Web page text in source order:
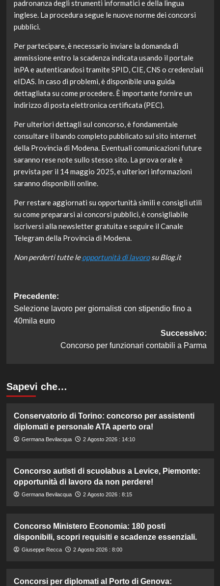
padronanza degli strumenti informatici e della lingua
inglese. La procedura segue le nuove norme dei concorsi
pubblici.
Per partecipare, è necessario inviare la domanda di
ammissione entro la scadenza indicata usando il portale
inPA e autenticandosi tramite SPID, CIE, CNS o credenziali
eIDAS. In caso di problemi, è disponibile una guida
dettagliata su come procedere. È importante fornire un
indirizzo di posta elettronica certificata (PEC).
Per ulteriori dettagli sul concorso, è fondamentale
consultare il bando completo pubblicato sul sito internet
della Provincia di Modena. Eventuali comunicazioni future
saranno rese note sullo stesso sito. La prova orale è
prevista per il 14 maggio 2025, e ulteriori informazioni
saranno disponibili online.
Per restare aggiornati su opportunità simili e consigli utili
su come prepararsi ai concorsi pubblici, è consigliabile
iscriversi alla newsletter gratuita e seguire il Canale
Telegram della Provincia di Modena.
Non perderti tutte leopportunità di lavorosu Blog.it
Navigazione
articolo
Precedente:
Selezione lavoro per giornalisti con stipendio fino a
40mila euro
Successivo:
Concorso per funzionari contabili a Parma
Sapevi che…
Conservatorio di Torino: concorso per assistenti
diplomati e personale ATA aperto ora!
Germana Bevilacqua 2 Agosto 2026 : 14:10
Concorso autisti di scuolabus a Levice, Piemonte:
opportunità di lavoro da non perdere!
Germana Bevilacqua 2 Agosto 2026 : 8:15
Concorso Ministero Economia: 180 posti
disponibili, scopri requisiti e scadenze essenziali.
Giuseppe Recca 2 Agosto 2026 : 8:00
Concorsi per diplomati al Porto di Genova: